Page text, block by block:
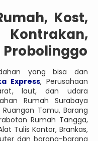
Kost,
yang bisa dan
Express, Perusahaan
laut, dan udara
Rumah Surabaya
Tamu, Barang
Rumah Tangga,
Tulis Kantor, Brankas,
dan barang-barang